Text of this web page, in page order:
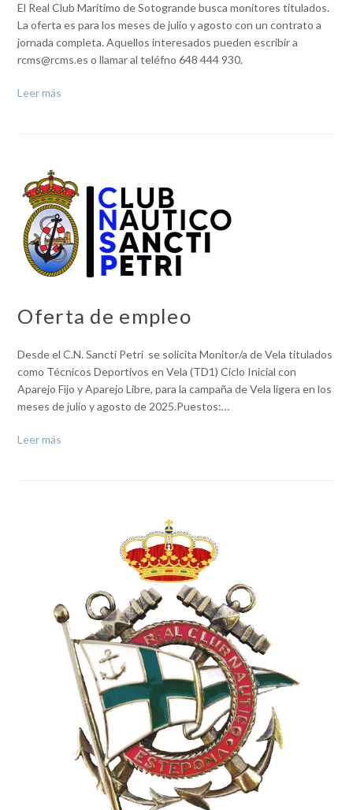
El Real Club Marítimo de Sotogrande busca monitores titulados.
La oferta es para los meses de julio y agosto con un contrato a
jornada completa. Aquellos interesados pueden escribir a
rcms@rcms.es o llamar al teléfno 648 444 930.
Leer más
Oferta de empleo
Desde el C.N. Sancti Petri se solicita Monitor/a de Vela titulados
como Técnicos Deportivos en Vela (TD1) Ciclo Inicial con
Aparejo Fijo y Aparejo Libre, para la campaña de Vela ligera en los
meses de julio y agosto de 2025.Puestos:…
Leer más